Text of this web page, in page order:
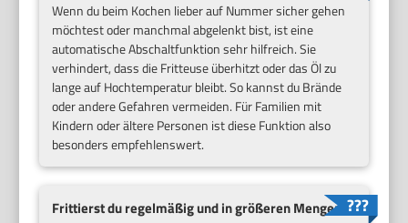
Wenn du beim Kochen lieber auf Nummer sicher gehen
möchtest oder manchmal abgelenkt bist, ist eine
automatische Abschaltfunktion sehr hilfreich. Sie
verhindert, dass die Fritteuse überhitzt oder das Öl zu
lange auf Hochtemperatur bleibt. So kannst du Brände
oder andere Gefahren vermeiden. Für Familien mit
Kindern oder ältere Personen ist diese Funktion also
besonders empfehlenswert.
Frittierst du regelmäßig und in größeren Mengen?